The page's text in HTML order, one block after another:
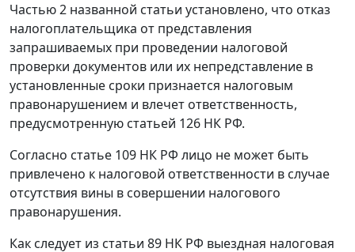
Частью 2 названной статьи установлено, что отказ
налогоплательщика от представления
запрашиваемых при проведении налоговой
проверки документов или их непредставление в
установленные сроки признается налоговым
правонарушением и влечет ответственность,
предусмотренную статьей 126 НК РФ.
Согласно статье 109 НК РФ лицо не может быть
привлечено к налоговой ответственности в случае
отсутствия вины в совершении налогового
правонарушения.
Как следует из статьи 89 НК РФ выездная налоговая